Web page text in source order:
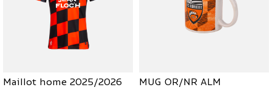
Maillot home 2025/2026 MUG OR/NR ALM